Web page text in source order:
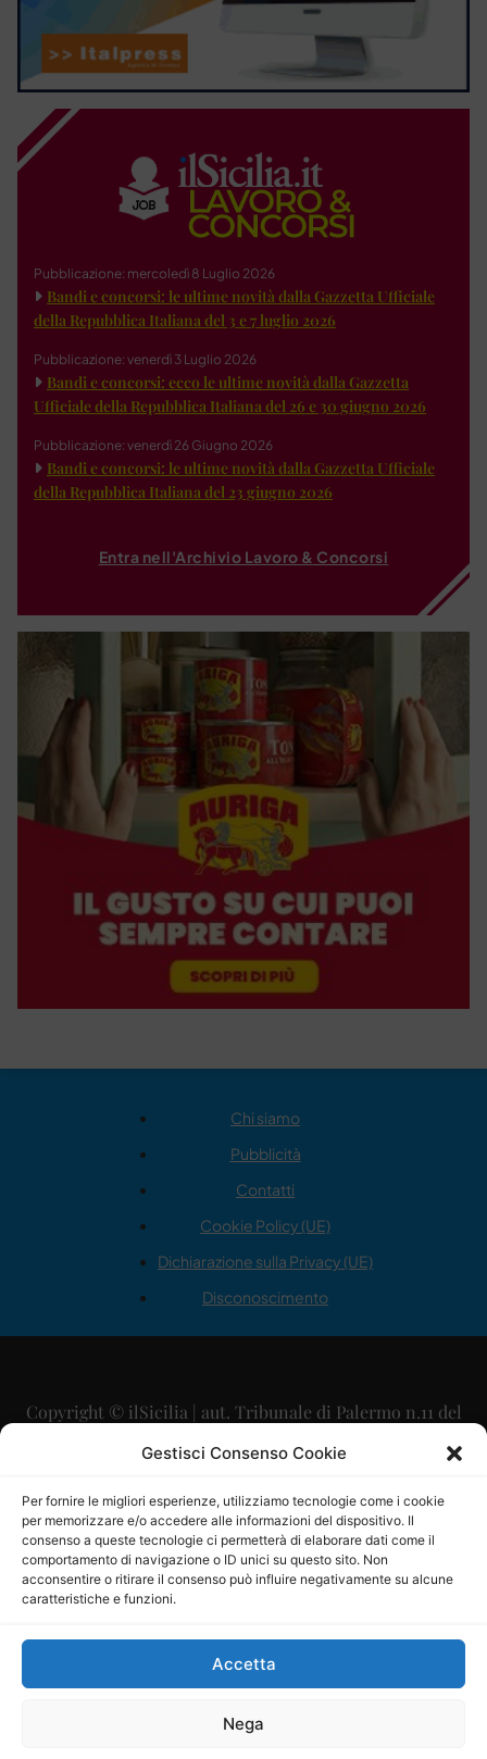
Gestisci Consenso Cookie
Per fornire le migliori esperienze, utilizziamo tecnologie come i cookie
per memorizzare e/o accedere alle informazioni del dispositivo. Il
consenso a queste tecnologie ci permetterà di elaborare dati come il
comportamento di navigazione o ID unici su questo sito. Non
acconsentire o ritirare il consenso può influire negativamente su alcune
caratteristiche e funzioni.
Accetta
Nega
Pubblicazione: mercoledì 8 Luglio 2026
Bandi e concorsi: le ultime novità dalla Gazzetta Ufficiale
della Repubblica Italiana del 3 e 7 luglio 2026
Pubblicazione: venerdì 3 Luglio 2026
Bandi e concorsi: ecco le ultime novità dalla Gazzetta
Ufficiale della Repubblica Italiana del 26 e 30 giugno 2026
Pubblicazione: venerdì 26 Giugno 2026
Bandi e concorsi: le ultime novità dalla Gazzetta Ufficiale
della Repubblica Italiana del 23 giugno 2026
Entra nell'Archivio Lavoro & Concorsi
Chi siamo
Pubblicità
Contatti
Cookie Policy (UE)
Dichiarazione sulla Privacy (UE)
Disconoscimento
Copyright © ilSicilia | aut. Tribunale di Palermo n.11 del
29/09/2015
Direttore Editoriale: Maurizio Scaglione
Direttore Responsabile: Maria Calabrese
P.IVA: 06334930820
Mercurio Comunicazione Società Cooperativa a r.l. è
iscritta al Registro degli Operatori di Comunicazione al